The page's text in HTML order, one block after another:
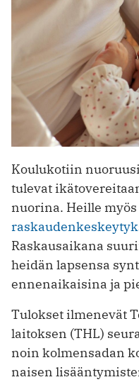
Koulukotiin
tulevat
nuorina. Heille
Raskausaikana
heidän lapsensa
ennenaikaisina ja
Tulokset ilmenevät
laitoksen (THL)
noin kolmensadan
naisen